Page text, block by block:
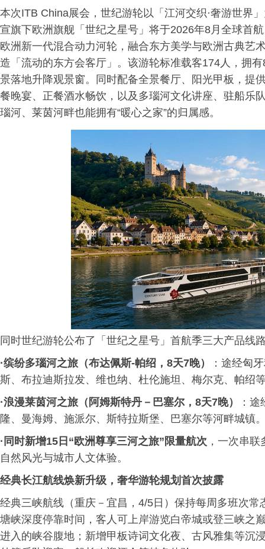
本次ITB China展会，世纪游轮以「江河交织·奢游世界
宣旗下欧洲旗舰「世纪之星号」将于2026年8月全球首
欧洲新一代混合动力河轮，融合东方美学与欧洲古典艺
造「流动的东方会客厅」。该游轮标准载客174人，拥
景落地升降观景窗。同时配备全景餐厅、阳光甲板，提
餐晚宴、正餐酒水畅饮，以及多瑙河文化讲座、驻船乐
瑙河、莱茵河畔也能拥有“暖心之家”的归属感。
同时世纪游轮公布了「世纪之星号」首航季三大产品线
·缤纷多瑙河之旅（布达佩斯-帕绍，8天7晚）
：途经匈
斯、布拉迪斯拉发、维也纳、杜伦施坦、梅尔克、帕绍
·浪漫莱茵河之旅（阿姆斯特丹－巴塞尔，8天7晚）
：
隆、曼海姆、施派尔、斯特拉斯堡、巴塞尔等河畔城镇
· 同时新增15日“欧洲尊享三河之旅”限量航次 ，一次串
自然风光与城市人文体验。
经典长江航线焕新升级，奢华游轮规划首次披露
经典三峡航线（重庆－宜昌，4/5日）保持每周多班次
塘峡深度停靠时间，客人可上岸游览白帝城或登三峡之
进入的峡谷腹地；新增甲板诗词文化夜、古风雅集等沉